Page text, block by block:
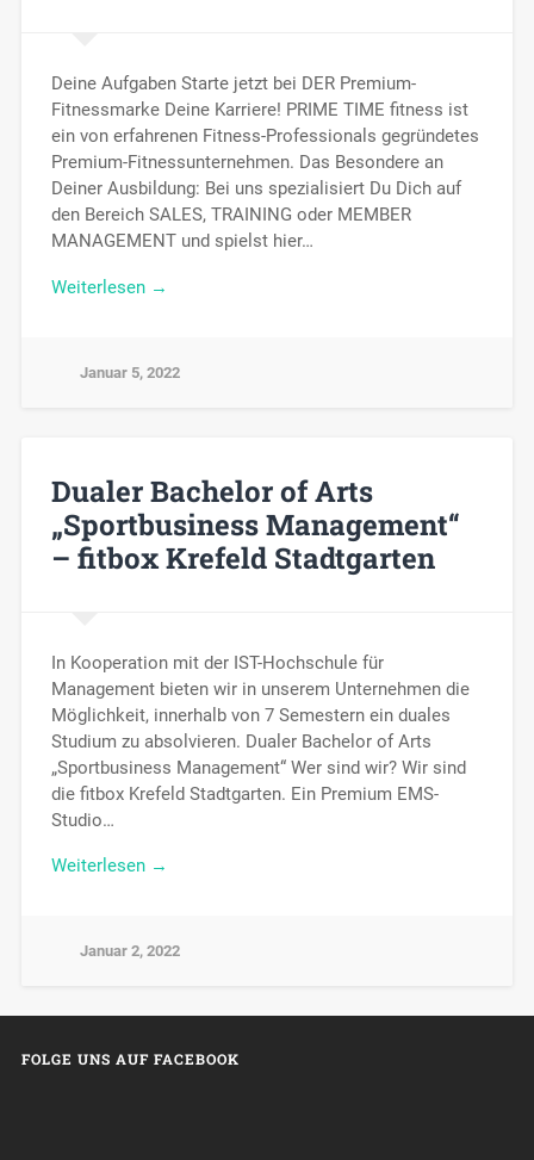
Deine Aufgaben Starte jetzt bei DER Premium-
Fitnessmarke Deine Karriere! PRIME TIME fitness ist
ein von erfahrenen Fitness-Professionals gegründetes
Premium-Fitnessunternehmen. Das Besondere an
Deiner Ausbildung: Bei uns spezialisiert Du Dich auf
den Bereich SALES, TRAINING oder MEMBER
MANAGEMENT und spielst hier…
Weiterlesen →
Januar 5, 2022
Dualer Bachelor of Arts
„Sportbusiness Management“
– fitbox Krefeld Stadtgarten
In Kooperation mit der IST-Hochschule für
Management bieten wir in unserem Unternehmen die
Möglichkeit, innerhalb von 7 Semestern ein duales
Studium zu absolvieren. Dualer Bachelor of Arts
„Sportbusiness Management“ Wer sind wir? Wir sind
die fitbox Krefeld Stadtgarten. Ein Premium EMS-
Studio…
Weiterlesen →
Januar 2, 2022
FOLGE UNS AUF FACEBOOK